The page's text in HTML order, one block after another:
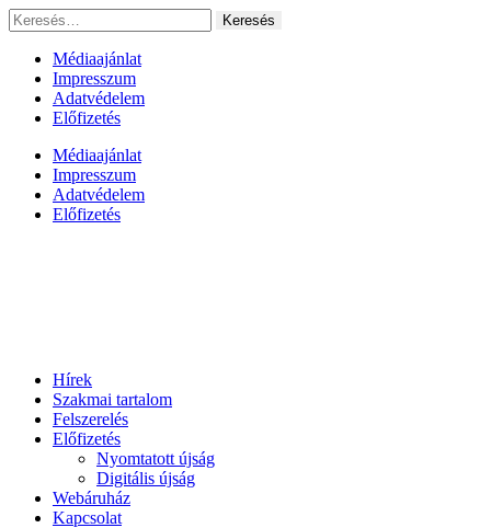
Ugrás
a
tartalomhoz
Keresés:
Médiaajánlat
Impresszum
Adatvédelem
Előfizetés
Médiaajánlat
Impresszum
Adatvédelem
Előfizetés
Hírek
Szakmai tartalom
Felszerelés
Előfizetés
Nyomtatott újság
Digitális újság
Webáruház
Kapcsolat